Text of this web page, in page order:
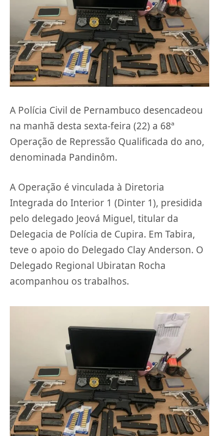
A Polícia Civil de Pernambuco desencadeou
na manhã desta sexta-feira (22) a 68ª
Operação de Repressão Qualificada do ano,
denominada Pandinôm.
A Operação é vinculada à Diretoria
Integrada do Interior 1 (Dinter 1), presidida
pelo delegado Jeová Miguel, titular da
Delegacia de Polícia de Cupira. Em Tabira,
teve o apoio do Delegado Clay Anderson. O
Delegado Regional Ubiratan Rocha
acompanhou os trabalhos.